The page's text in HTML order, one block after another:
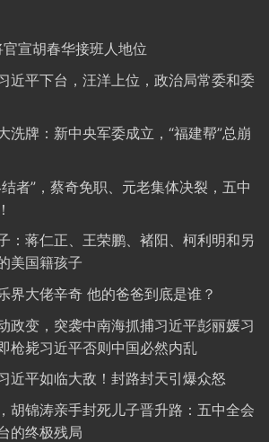
宣胡春华接班人地位
近平下台，汪洋上位，政治局常委和委
洗牌：新中央军委成立，“福建帮”总崩
者”，蔡奇免职、元老集体决裂，五中
：蒋仁正、王荣鹏、褚阳、柯利明和另
美国籍孩子
界大佬辛奇 他的爸爸到底是谁？
政变，突袭中南海抓捕习近平彭丽媛习
枪毙习近平否则中国必然内乱
近平如临大敌！封路封天引爆众怒
胡锦涛亲手封死儿子晋升路：五中全会
的终极残局